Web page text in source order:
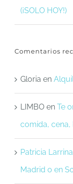
(¡SOLO HOY!)
Comentarios
Gloria en
LIMBO en Te
comida,
Patricia
Madrid o en